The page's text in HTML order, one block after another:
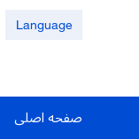
Language
صفحه اصلی